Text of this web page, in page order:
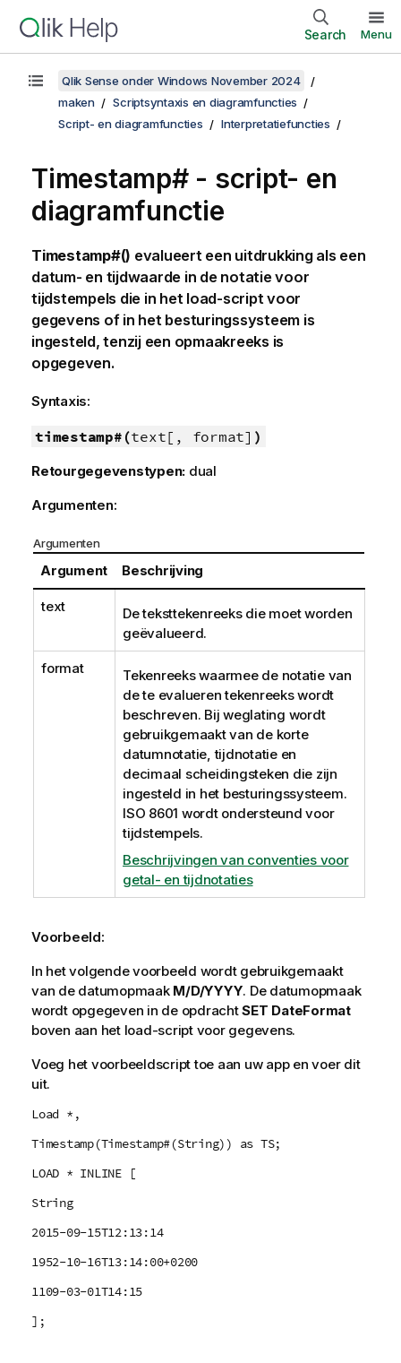
Search Menu
Qlik Sense onder Windows November 2024
maken
Scriptsyntaxis en diagramfuncties
Script- en diagramfuncties
Interpretatiefuncties
Timestamp# - script- en
diagramfunctie
Timestamp#() evalueert een uitdrukking als een
datum- en tijdwaarde in de notatie voor
tijdstempels die in het load-script voor
gegevens of in het besturingssysteem is
ingesteld, tenzij een opmaakreeks is
opgegeven.
Syntaxis:
timestamp#(text[, format] )
Retourgegevenstypen: dual
Argumenten:
Argumenten
Argument Beschrijving
text
De teksttekenreeks die moet worden
geëvalueerd.
format
Tekenreeks waarmee de notatie van
de te evalueren tekenreeks wordt
beschreven. Bij weglating wordt
gebruikgemaakt van de korte
datumnotatie, tijdnotatie en
decimaal scheidingsteken die zijn
ingesteld in het besturingssysteem.
ISO 8601 wordt ondersteund voor
tijdstempels.
Beschrijvingen van conventies voor
getal- en tijdnotaties
Voorbeeld:
In het volgende voorbeeld wordt gebruikgemaakt
van de datumopmaak M/D/YYYY. De datumopmaak
wordt opgegeven in de opdrachtSET DateFormat
boven aan het load-script voor gegevens.
Voeg het voorbeeldscript toe aan uw app en voer dit
uit.
Load *,
Timestamp(Timestamp#(String)) as TS;
LOAD * INLINE [
String
2015-09-15T12:13:14
1952-10-16T13:14:00+0200
1109-03-01T14:15
];